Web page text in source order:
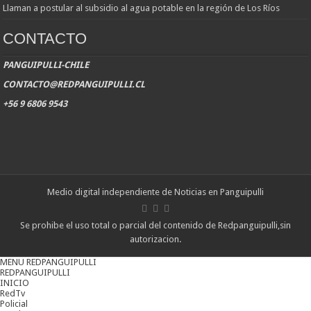
Llaman a postular al subsidio al agua potable en la región de Los Ríos
CONTACTO
PANGUIPULLI-CHILE
CONTACTO@REDPANGUIPULLI.CL
+56 9 6806 9543
Medio digital independiente de Noticias en Panguipulli
Se prohibe el uso total o parcial del contenido de Redpanguipulli,sin
autorizacion.
MENU REDPANGUIPULLI
REDPANGUIPULLI
INICIO
RedTv
Policial